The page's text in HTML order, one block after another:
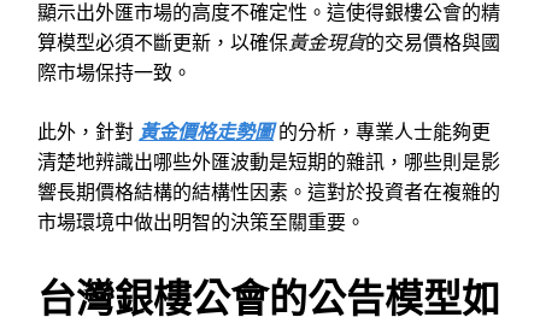
顯示出外匯市場的高度不確定性。這使得銀樓公會的精
算模型必須不斷更新，以確保黃金現貨的交易價格與國
際市場保持一致。
此外，針對 黃金價格走勢圖 的分析，專業人士能夠更
清楚地辨識出哪些外匯波動是短期的雜訊，哪些則是影
響長期價格結構的結構性因素。這對於投資者在複雜的
市場環境中做出明智的決策至關重要。
台灣銀樓公會的公告模型如